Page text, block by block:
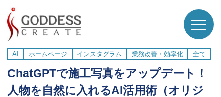
AI ホームページ インスタグラム 業務改善・効率化 全て
ChatGPTで施工写真をアップデート！
人物を自然に入れるAI活用術（オリジ